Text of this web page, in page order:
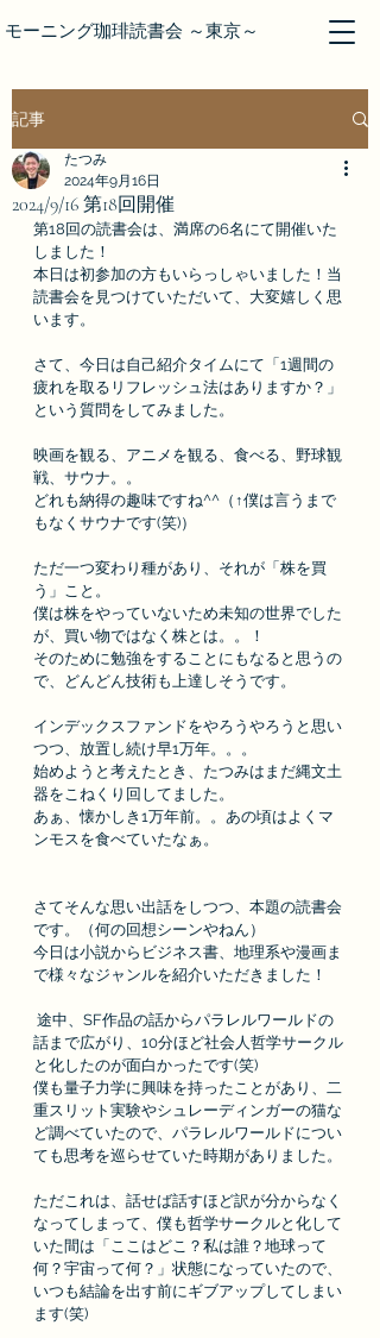
モーニング珈琲読書会 ～東京～
記事
2024/9/16 第18回開催
たつみ
2024年9月16日
第18回の読書会は、満席の6名にて開催いた
しました！
本日は初参加の方もいらっしゃいました！当
読書会を見つけていただいて、大変嬉しく思
います。
さて、今日は自己紹介タイムにて「1週間の
疲れを取るリフレッシュ法はありますか？」
という質問をしてみました。
映画を観る、アニメを観る、食べる、野球観
戦、サウナ。。
どれも納得の趣味ですね^^（↑僕は言うまで
もなくサウナです(笑)）
ただ一つ変わり種があり、それが「株を買
う」こと。
僕は株をやっていないため未知の世界でした
が、買い物ではなく株とは。。！
そのために勉強をすることにもなると思うの
で、どんどん技術も上達しそうです。
インデックスファンドをやろうやろうと思い
つつ、放置し続け早1万年。。。
始めようと考えたとき、たつみはまだ縄文土
器をこねくり回してました。
あぁ、懐かしき1万年前。。あの頃はよくマ
ンモスを食べていたなぁ。
さてそんな思い出話をしつつ、本題の読書会
です。（何の回想シーンやねん）
今日は小説からビジネス書、地理系や漫画ま
で様々なジャンルを紹介いただきました！
話まで広がり、10分ほど社会人哲学サークル
と化したのが面白かったです(笑)
僕も量子力学に興味を持ったことがあり、二
重スリット実験やシュレーディンガーの猫な
ど調べていたので、パラレルワールドについ
ても思考を巡らせていた時期がありました。
ただこれは、話せば話すほど訳が分からなく
なってしまって、僕も哲学サークルと化して
いた間は「ここはどこ？私は誰？地球って
何？宇宙って何？」状態になっていたので、
いつも結論を出す前にギブアップしてしまい
ます(笑)